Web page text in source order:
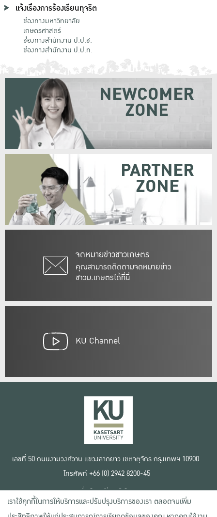
แจ้งเรื่องการร้องเรียนทุจริต
ช่องทางมหาวิทยาลัย
เกษตรศาสตร์
ช่องทางสำนักงาน ป.ป.ช.
ช่องทางสำนักงาน ป.ป.ท.
จดหมายข่าวชาวเกษตร
คุณสามารถติดตามจดหมายข่าว
ชาวม.เกษตรได้ที่นี่
NEWCOMER
ZONE
PARTNER
ZONE
KU Channel
เลขที่ 50 ถนนงามวงศ์วาน แขวงลาดยาว เขตจตุจักร กรุงเทพฯ 10900
โทรศัพท์ +66 (0) 2942 8200-45
เงื่อนไขการใช้งานเว็บไซต์
ข้อตกลงด้านสิทธิ์ใช้งาน
นโยบายความเป็นส่วนตัว
เราใช้คุกกี้ในการให้บริการและปรับปรุงบริการของเรา ตลอดจนเพิ่ม